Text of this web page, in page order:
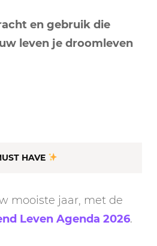
en gebruik die
leven je droomleven
HAVE
mooiste jaar, met de
Leven Agenda 2026.